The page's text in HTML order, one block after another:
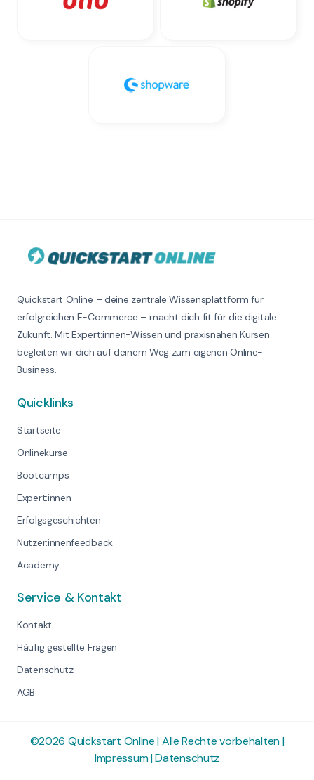
Quickstart Online – deine zentrale Wissensplattform für
erfolgreichen E-Commerce – macht dich fit für die digitale
Zukunft. Mit Expert:innen-Wissen und praxisnahen Kursen
begleiten wir dich auf deinem Weg zum eigenen Online-
Business.
Quicklinks
Startseite
Onlinekurse
Bootcamps
Expert:innen
Erfolgsgeschichten
Nutzer:innenfeedback
Academy
Service & Kontakt
Kontakt
Häufig gestellte Fragen
Datenschutz
AGB
©2026 Quickstart Online | Alle Rechte vorbehalten |
Impressum|Datenschutz